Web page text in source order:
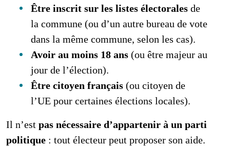
Être inscrit sur les listes électorales de
la commune (ou d’un autre bureau de vote
dans la même commune, selon les cas).
Avoir au moins 18 ans (ou être majeur au
jour de l’élection).
Être citoyen français (ou citoyen de
l’UE pour certaines élections locales).
Il n’est pas nécessaire d’appartenir à un parti
politique : tout électeur peut proposer son aide.